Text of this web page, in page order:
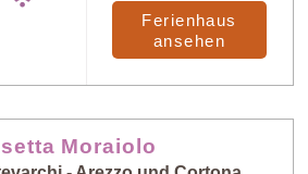
Ferienhaus
ansehen
Moraiolo